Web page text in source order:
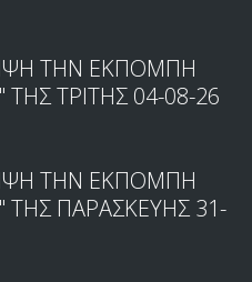
ΤΗΝ ΕΚΠΟΜΠΗ
ΤΗΣ ΤΡΙΤΗΣ 04-08-26
ΤΗΝ ΕΚΠΟΜΠΗ
ΤΗΣ ΠΑΡΑΣΚΕΥΗΣ 31-